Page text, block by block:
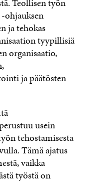
ohjauksen
ja tehokas
tyypillisiä
organisaatio,
ja päätösten
ä
usein
ön tehostamisesta
Tämäajatus
ä, vaikka
stätyöstäon